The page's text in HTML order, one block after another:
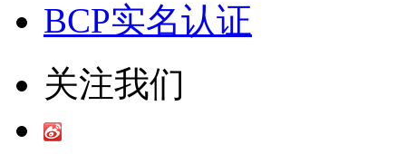
BCP实名认证
关注我们